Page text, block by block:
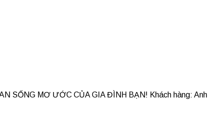
SỐNG MƠ ƯỚC CỦA GIA ĐÌNH BẠN! Khách hàng: Anh